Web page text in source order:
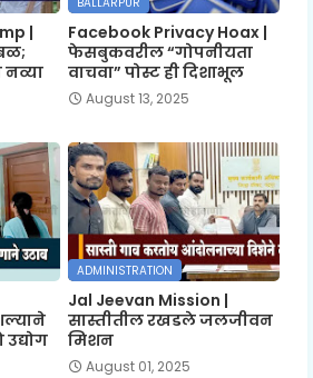
|
नव्या
Facebook Privacy Hoax |
फेसबुकवरील “गोपनीयता
वाचवा” पोस्ट ही दिशाभूल
August 13, 2025
ADMINISTRATION
Jal Jeevan Mission |
सास्तीतील रखडले जलजीवन
मिशन
August 01, 2025